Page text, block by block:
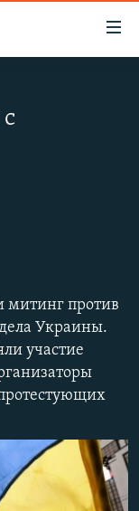
митинг против
Украины.
участие